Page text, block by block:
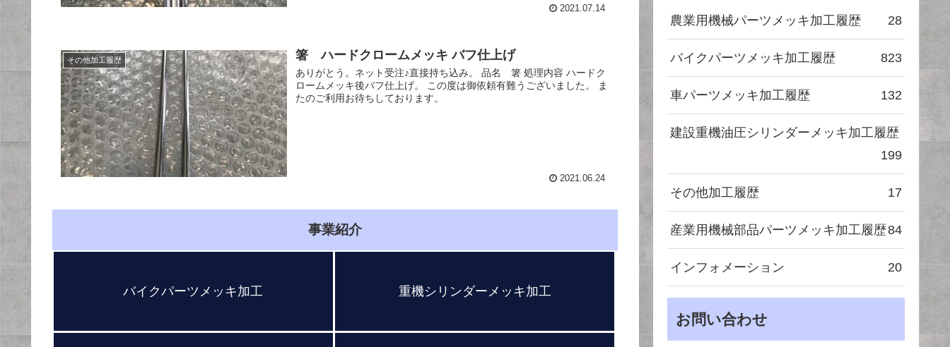
2021.07.14
その他加工履歴 箸 ハードクロームメッキ バフ仕上げ
ありがとう。ネット受注♪直接持ち込み。 品名 箸 処理内容 ハードク
ロームメッキ後バフ仕上げ。 この度は御依頼有難うございました。 ま
たのご利用お待ちしております。
2021.06.24
事業紹介
バイクパーツメッキ加工 重機シリンダーメッキ加工
農業用機械パーツメッキ加工履歴 28
バイクパーツメッキ加工履歴 823
車パーツメッキ加工履歴 132
建設重機油圧シリンダーメッキ加工履歴
199
その他加工履歴 17
産業用機械部品パーツメッキ加工履歴84
インフォメーション 20
お問い合わせ